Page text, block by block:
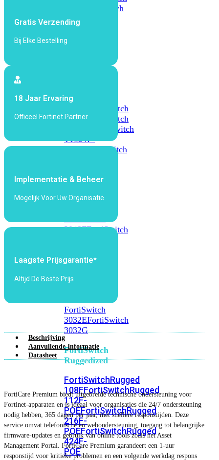
FortiSwitch
648F-
FPOE
FortiSwitch
FortiSwitch
1048EFortiSwitch
FortiSwitch
T1024F-
FortiSwitch
FortiSwitch
Series
2048FFortiSwitch
3000
FortiSwitch
3032EFortiSwitch
3032G
FortiSwitch
Ruggedized
FortiSwitchRugged
108FFortiSwitchRugged
112F-
POEFortiSwitchRugged
216F-
POEFortiSwitchRugged
424F-
POE
Gratis Verzending
Bij Elke Bestelling
18 Jaar Ervaring
Officeel Fortinet Partner
Implementatie & Beheer
Mogelijk Voor Uw Organisatie
Laagste Prijsgarantie*
Altijd De Beste Prijs
Beschrijving
Aanvullende Informatie
Datasheet
FortiCare Premium biedt uitgebreide technische ondersteuning voor
Fortinet-apparaten en is ideaal voor organisaties die 24/7 ondersteuning
nodig hebben, 365 dagen per jaar, met snellere responstijden. Deze
service omvat telefonische en webondersteuning, toegang tot belangrijke
firmware-updates en gebruik van online tools zoals het Asset
Management Portal. FortiCare Premium garandeert een 1-uur
responstijd voor kritieke problemen en een volgende werkdag respons